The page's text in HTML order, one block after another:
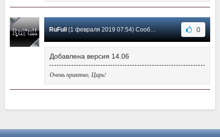
RuFull (1 февраля 2019 07:54) Сообщение #-1 0
Добавлена версия 14.06
Очень приятно, Царь!